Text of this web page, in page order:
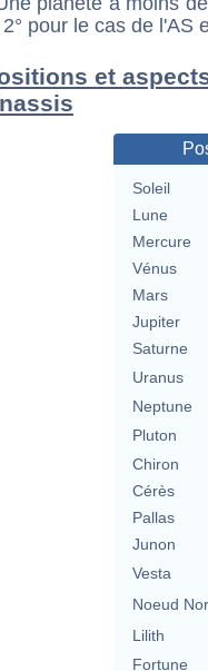
pour le cas de l'AS
et
Soleil
Lune
Mercure
Vénus
Mars
Jupiter
Saturne
Uranus
Neptune
Pluton
Chiron
Cérès
Pallas
Junon
Vesta
Noeud
Lilith
Fortune